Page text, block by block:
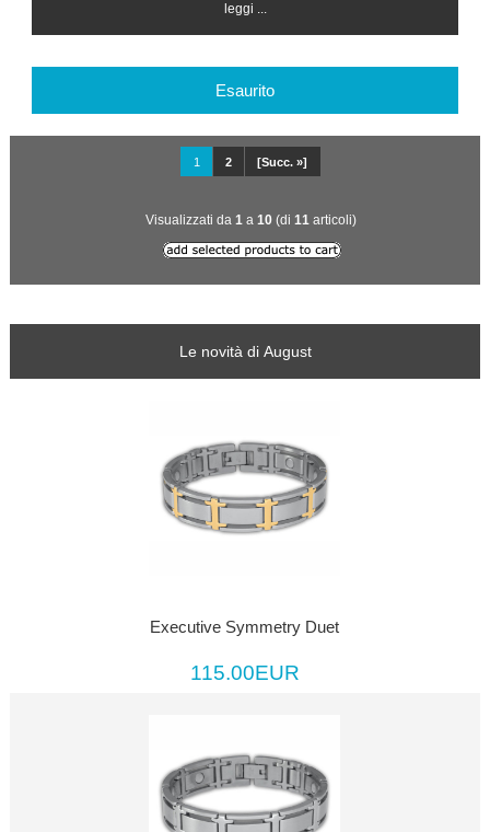
leggi ...
Esaurito
1 2 [Succ. »]
Visualizzati da 1 a 10(di 11 articoli)
Le novità di August
Executive Symmetry Duet
115.00EUR